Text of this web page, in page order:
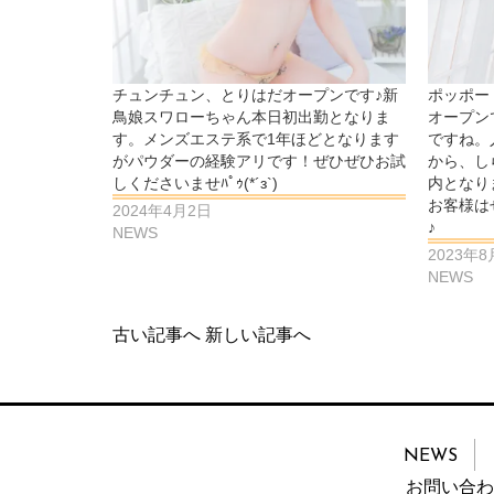
チュンチュン、とりはだオープンです♪新
鳥娘スワローちゃん本日初出勤となりま
す。メンズエステ系で1年ほどとなります
がパウダーの経験アリです！ぜひぜひお試
しくださいませﾊﾟｩ(*´з`)
2024年4月2日
NEWS
ポッポ
オープ
ですね
から、し
内とな
お客様
♪
2023年8
NEWS
古い記事へ 新しい記事へ
NEWS
お問い合